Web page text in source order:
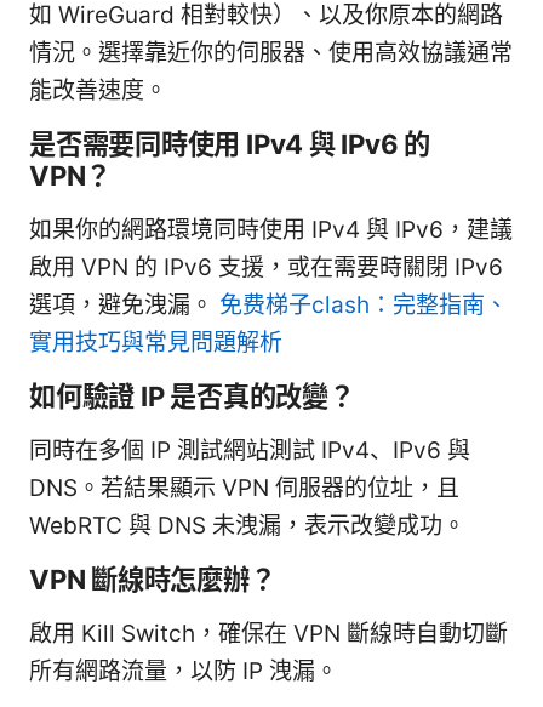
如 WireGuard 相對較快）、以及你原本的網路
情況。選擇靠近你的伺服器、使用高效協議通常
能改善速度。
是否需要同時使用 IPv4 與 IPv6 的
VPN？
如果你的網路環境同時使用 IPv4 與 IPv6，建議
啟用 VPN 的 IPv6 支援，或在需要時關閉 IPv6
選項，避免洩漏。 免费梯子clash：完整指南、
實用技巧與常見問題解析
如何驗證 IP 是否真的改變？
同時在多個 IP 測試網站測試 IPv4、IPv6 與
DNS。若結果顯示 VPN 伺服器的位址，且
WebRTC 與 DNS 未洩漏，表示改變成功。
VPN 斷線時怎麼辦？
啟用 Kill Switch，確保在 VPN 斷線時自動切斷
所有網路流量，以防 IP 洩漏。